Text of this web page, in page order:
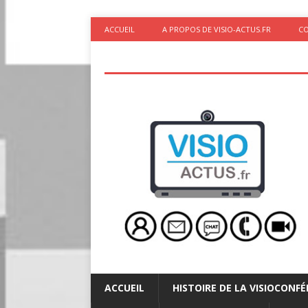
ACCUEIL A PROPOS DE VISIO-ACTUS.FR
ACCUEIL HISTOIRE DE LA